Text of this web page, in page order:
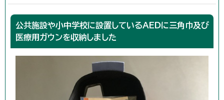
公共施設や小中学校に設置しているAEDに三角巾及び
医療用ガウンを収納しました